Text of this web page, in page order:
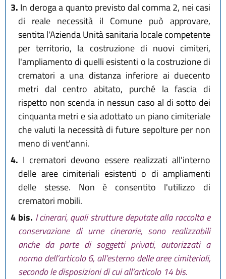
3. In deroga a quanto previsto dal comma 2, nei casi
di reale necessità il Comune può approvare,
sentita l'Azienda Unità sanitaria locale competente
per territorio, la costruzione di nuovi cimiteri,
l'ampliamento di quelli esistenti o la costruzione di
crematori a una distanza inferiore ai duecento
metri dal centro abitato, purché la fascia di
rispetto non scenda in nessun caso al di sotto dei
cinquanta metri e sia adottato un piano cimiteriale
che valuti la necessità di future sepolture per non
meno di vent'anni.
4. I crematori devono essere realizzati all'interno
delle aree cimiteriali esistenti o di ampliamenti
delle stesse. Non è consentito l'utilizzo di
crematori mobili.
4 bis. I cinerari, quali strutture deputate alla raccolta e
conservazione di urne cinerarie, sono realizzabili
anche da parte di soggetti privati, autorizzati a
norma dell’articolo 6, all’esterno delle aree cimiteriali,
secondo le disposizioni di cui all’articolo 14 bis.